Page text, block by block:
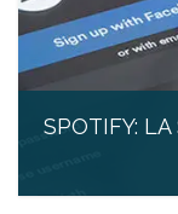
SPOTIFY: LA